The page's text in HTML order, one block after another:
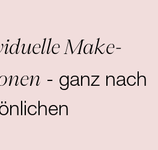
Make-
- ganz nach